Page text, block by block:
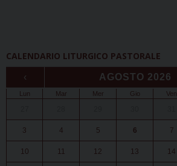
CALENDARIO LITURGICO PASTORALE
‹ AGOSTO 2026
Lun Mar Mer Gio Ven
3 4 5 6 7
10 11 12 13 14